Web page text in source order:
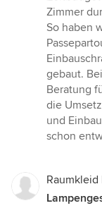
Zimmer
So haben
gebaut.
Beratung
die
und
schon
Raumkleid